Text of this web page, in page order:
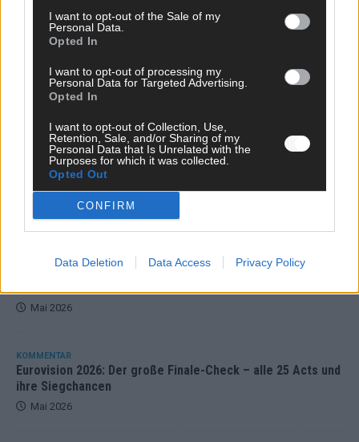
I want to opt-out of the Sale of my
Personal Data.
Opted In
I want to opt-out of processing my
Personal Data for Targeted Advertising.
Opted In
I want to opt-out of Collection, Use,
Retention, Sale, and/or Sharing of my
Personal Data that Is Unrelated with the
Purposes for which it was collected.
Opted Out
CONFIRM
Data Deletion Data Access Privacy Policy
Mai 2026
ESC-Finale 2026: DARA siegt für Bulgarien – Finnland
enttäuscht, Israel polarisiert
EUROVISION
ESC 2026 Finale: JJ mit Mozart-Eröffnung, Eurovision-
Allstars und Parov Stelar als Interval Acts
EUROVISION
ESC 2026 Grand Final: Startreihenfolge steht – alle 25 Acts
Mai 2026
KOMMENTAR
Eurovision 2026: Der große Finale-Check – alle 25 Acts und
ihre Siegchancen
Mai 2026